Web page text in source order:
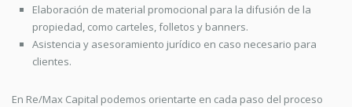
Elaboración de material promocional para la difusión de la
propiedad, como carteles, folletos y banners.
Asistencia y asesoramiento jurídico en caso necesario para
clientes.
En Re/Max Capital podemos orientarte en cada paso del proceso